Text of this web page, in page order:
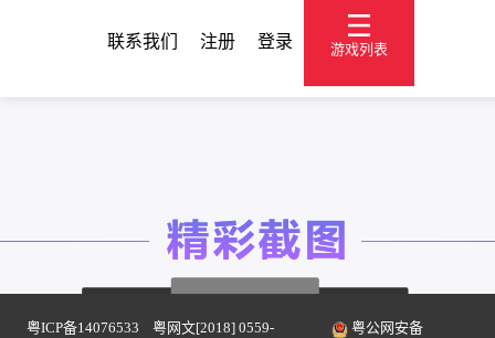
联系我们 注册 登录 游戏列表
粤ICP备14076533
粤网文[2018] 0559-
粤公网安备